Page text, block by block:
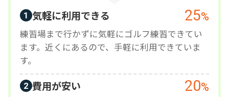
1 気軽に利用できる 25%
練習場まで行かずに気軽にゴルフ練習できてい
ます。近くにあるので、手軽に利用できていま
す。
2 費用が安い 20%